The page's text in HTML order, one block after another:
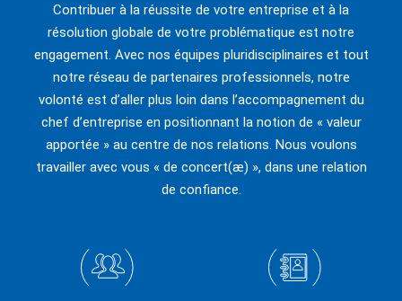
Contribuer à la réussite de votre entreprise et à la
résolution globale de votre problématique est notre
engagement. Avec nos équipes pluridisciplinaires et tout
notre réseau de partenaires professionnels, notre
volonté est d’aller plus loin dans l’accompagnement du
chef d’entreprise en positionnant la notion de « valeur
apportée » au centre de nos relations. Nous voulons
travailler avec vous « de concert(æ) », dans une relation
de confiance.